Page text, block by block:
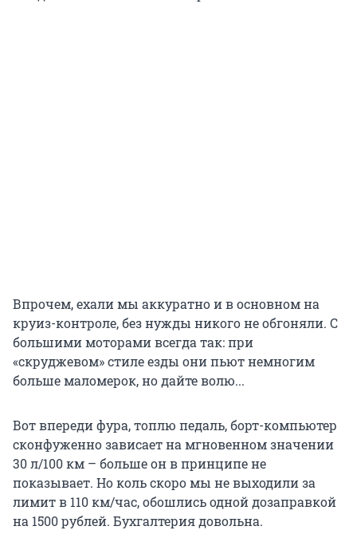
Впрочем, ехали мы аккуратно и в основном на
круиз-контроле, без нужды никого не обгоняли. С
большими моторами всегда так: при
«скруджевом» стиле езды они пьют немногим
больше маломерок, но дайте волю...
Вот впереди фура, топлю педаль, борт-компьютер
сконфуженно зависает на мгновенном значении
30 л/100 км – больше он в принципе не
показывает. Но коль скоро мы не выходили за
лимит в 110 км/час, обошлись одной дозаправкой
на 1500 рублей. Бухгалтерия довольна.